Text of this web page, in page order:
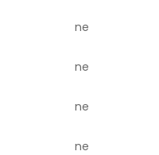
ne
ne
ne
ne